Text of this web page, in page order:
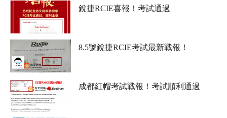
銳捷RCIE喜報！考試通過
8.5號銳捷RCIE考試最新戰報！
成都紅帽考試戰報！考試順利通過